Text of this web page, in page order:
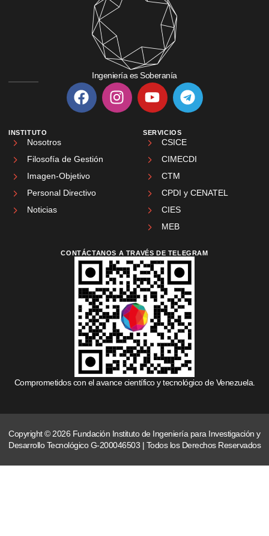
Ingeniería es Soberanía
INSTITUTO
Nosotros
Filosofía de Gestión
Imagen-Objetivo
Personal Directivo
Noticias
SERVICIOS
CSICE
CIMECDI
CTM
CPDI y CENATEL
CIES
MEB
CONTÁCTANOS A TRAVÉS DE TELEGRAM
Comprometidos con el avance científico y tecnológico de Venezuela.
Copyright © 2026 Fundación Instituto de Ingeniería para Investigación y
Desarrollo Tecnológico G-200046503 | Todos los Derechos Reservados